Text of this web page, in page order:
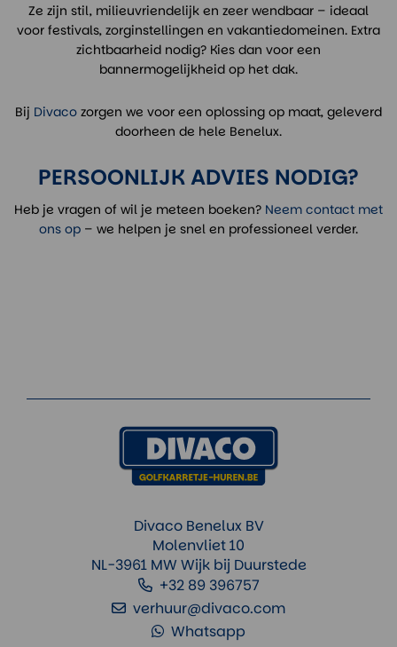
Ze zijn stil, milieuvriendelijk en zeer wendbaar – ideaal
voor festivals, zorginstellingen en vakantiedomeinen. Extra
zichtbaarheid nodig? Kies dan voor een
bannermogelijkheid op het dak.
Bij Divaco zorgen we voor een oplossing op maat, geleverd
doorheen de hele Benelux.
PERSOONLIJK ADVIES NODIG?
Heb je vragen of wil je meteen boeken? Neem contact met
ons op – we helpen je snel en professioneel verder.
Divaco Benelux BV
Molenvliet 10
NL-3961 MW Wijk bij Duurstede
+32 89 396757
verhuur@divaco.com
Whatsapp